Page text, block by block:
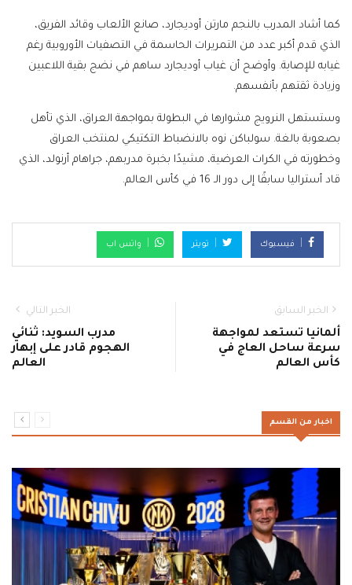
كما أشاد المدرب بالنجم مارتن أوديجارد، صانع الألعاب وقائد الفريق،
الذي قدم أكبر عدد من التمريرات الحاسمة في التصفيات الأوروبية رغم
غيابه للإصابة. وأوضح أن غياب أوديجارد ساهم في نضج بقية اللاعبين
وزيادة ثقتهم بأنفسهم.
وستستهل النرويج مشوارها في البطولة بمواجهة العراق، الذي تأهل
بصعوبة بالغة. سولباكن نوه بالانضباط التكتيكي لمنتخب العراق
وخطورته في الكرات العرضية، مشيدًا بخبرة مدربهم، جراهام أرنولد، الذي
قاد أستراليا سابقًا إلى دور الـ 16 في كأس العالم.
فيسبوك تويتر واتس اب
الخبر السابق
ألمانيا تستعد لمواجهة
سرعة ساحل العاج في
كأس العالم
الخبر التالي
مدرب السويد: ثنائي
الهجوم قادر على إبهار
العالم
اخبار من القسم